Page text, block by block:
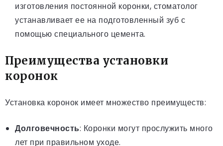
изготовления постоянной коронки, стоматолог
устанавливает ее на подготовленный зуб с
помощью специального цемента.
Преимущества установки
коронок
Установка коронок имеет множество преимуществ:
Долговечность: Коронки могут прослужить много
лет при правильном уходе.